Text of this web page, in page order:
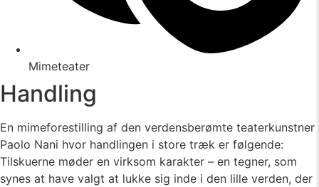
Mimeteater
Handling
En mimeforestilling af den verdensberømte teaterkunstner
Paolo Nani hvor handlingen i store træk er følgende:
Tilskuerne møder en virksom karakter – en tegner, som
synes at have valgt at lukke sig inde i den lille verden, der